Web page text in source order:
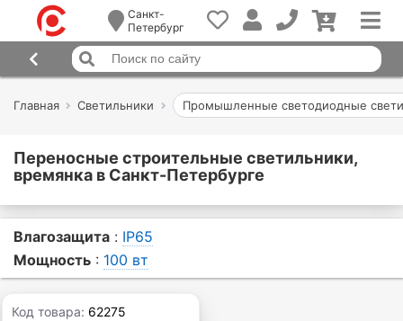
Санкт-
Петербург
Главная Светильники Промышленные светодиодные
Переносные строительные светильники,
времянка в Санкт-Петербурге
Влагозащита : IP65
Мощность : 100 вт
Код товара: 62275